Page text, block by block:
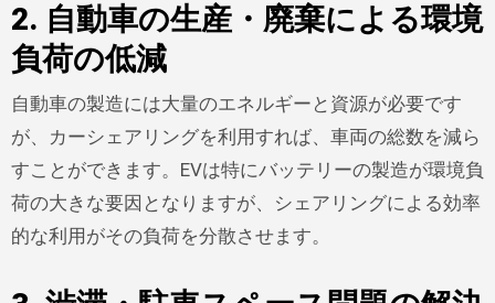
2. 自動車の生産・廃棄による環境
負荷の低減
自動車の製造には大量のエネルギーと資源が必要です
が、カーシェアリングを利用すれば、車両の総数を減ら
すことができます。EVは特にバッテリーの製造が環境負
荷の大きな要因となりますが、シェアリングによる効率
的な利用がその負荷を分散させます。